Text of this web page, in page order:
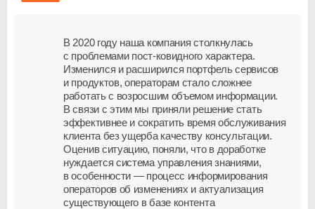
В 2020 году наша компания столкнулась
с проблемами пост-ковидногохарактера.
Изменился и расширился портфель сервисов
и продуктов, операторам стало сложнее
работать с возросшим объемом информации.
В связи с этим мы приняли решение стать
эффективнее и сократить время обслуживания
клиента без ущерба качеству консультации.
Оценив ситуацию, поняли, что в доработке
нуждается система управления знаниями,
в особенности — процесс информирования
операторов об изменениях и актуализация
существующего в базе контента